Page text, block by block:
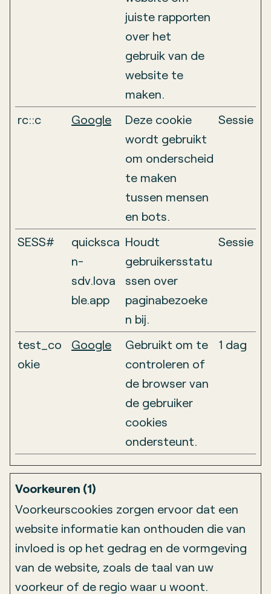
juiste rapporten
over het
gebruik van de
website te
maken.
rc::c
Google
Deze cookie
wordt gebruikt
om onderscheid
te maken
tussen mensen
en bots.
Sessie
SESS#
quicksca
n-
sdv.lova
ble.app
Houdt
gebruikersstatu
ssen over
paginabezoeke
n bij.
Sessie
test_co
okie
Google
Gebruikt om te
controleren of
de browser van
de gebruiker
cookies
ondersteunt.
1 dag
Voorkeuren (1)
Voorkeurscookies zorgen ervoor dat een
website informatie kan onthouden die van
invloed is op het gedrag en de vormgeving
van de website, zoals de taal van uw
voorkeur of de regio waar u woont.